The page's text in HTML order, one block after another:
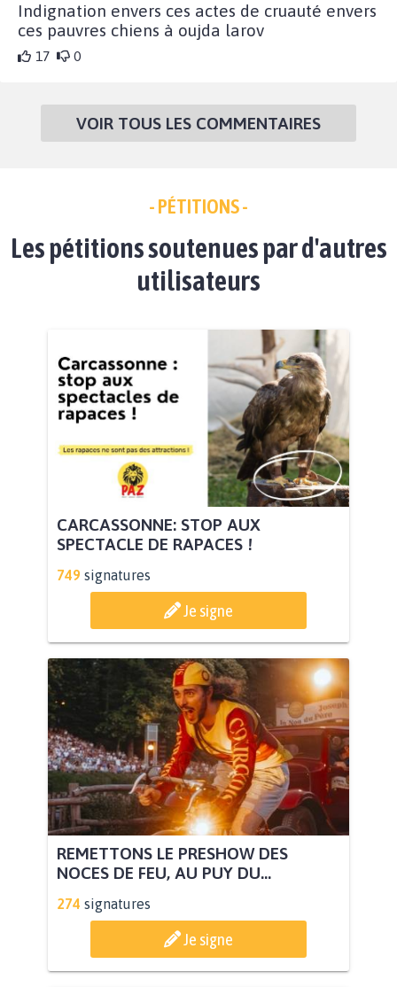
Indignation envers ces actes de cruauté envers
ces pauvres chiens à oujda larov
17 0
VOIR TOUS LES COMMENTAIRES
- PÉTITIONS -
Les pétitions soutenues par d'autres
utilisateurs
CARCASSONNE: STOP AUX
SPECTACLE DE RAPACES !
749 signatures
Je signe
REMETTONS LE PRESHOW DES
NOCES DE FEU, AU PUY DU...
274 signatures
Je signe